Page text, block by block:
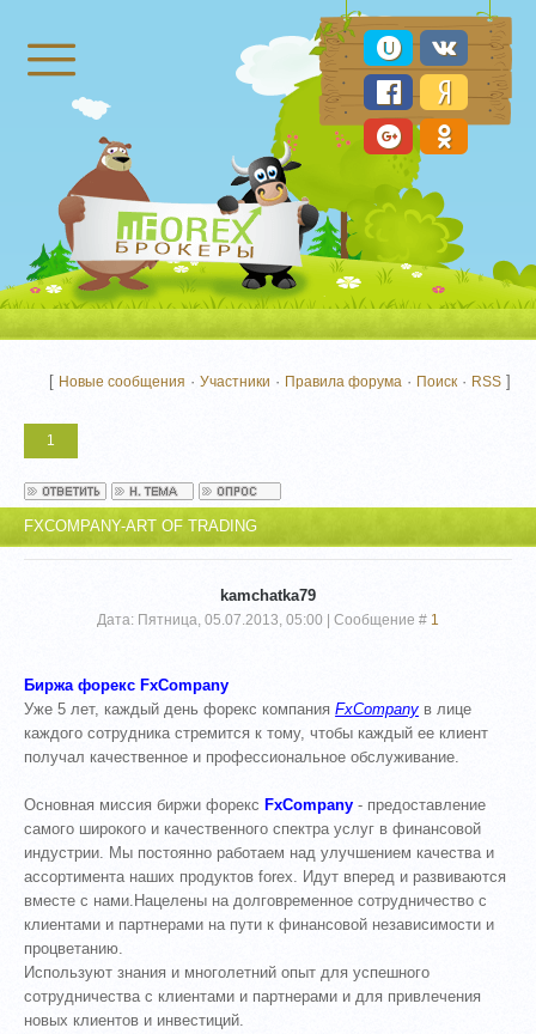
Брокеры Форекс
[ Новые сообщения ·Участники · Правила форума · Поиск · RSS ]
1
FXCOMPANY-ART OF TRADING
kamchatka79
Дата: Пятница, 05.07.2013, 05:00 | Сообщение # 1
Биржа форекс FxCompany
Уже 5 лет, каждый день форекс компанияFxCompany в лице
каждого сотрудника стремится к тому, чтобы каждый ее клиент
получал качественное и профессиональное обслуживание.
Основная миссия биржи форекс FxCompany - предоставление
самого широкого и качественного спектра услуг в финансовой
индустрии. Мы постоянно работаем над улучшением качества и
ассортимента наших продуктов forex. Идут вперед и развиваются
вместе с нами.Нацелены на долговременное сотрудничество с
клиентами и партнерами на пути к финансовой независимости и
процветанию.
Используют знания и многолетний опыт для успешного
сотрудничества с клиентами и партнерами и для привлечения
новых клиентов и инвестиций.